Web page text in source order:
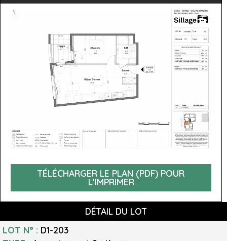
TÉLÉCHARGER LE PLAN (PDF) POUR
L'IMPRIMER
DÉTAIL DU LOT
LOT N° : D1-203